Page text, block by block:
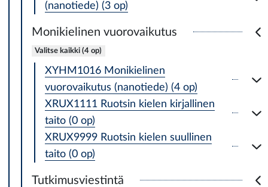
(nanotiede) (3 op)
Monikielinen vuorovaikutus
Valitse kaikki (4 op)
XYHM1016 Monikielinen
vuorovaikutus (nanotiede) (4 op)
XRUX1111 Ruotsin kielen kirjallinen
taito (0 op)
XRUX9999 Ruotsin kielen suullinen
taito (0 op)
Tutkimusviestintä